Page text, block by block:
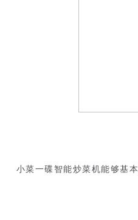
小菜一碟智能炒菜机能够基